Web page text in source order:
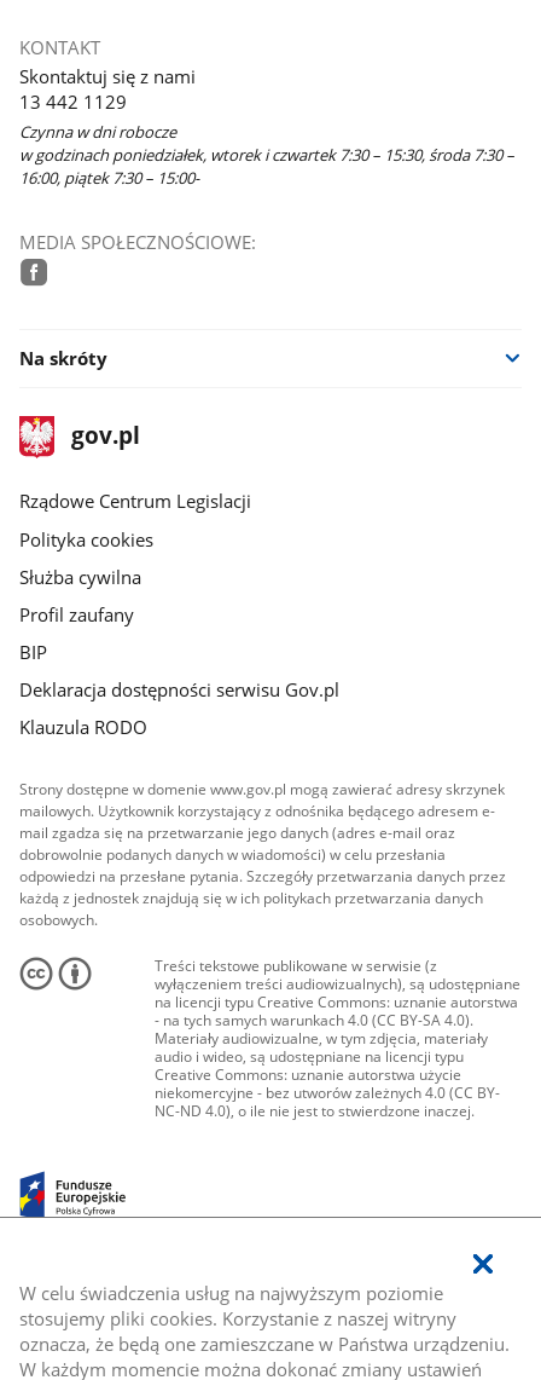
W celu świadczenia usług na najwyższym poziomie
stosujemy pliki cookies. Korzystanie z naszej witryny
oznacza, że będą one zamieszczane w Państwa urządzeniu.
W każdym momencie można dokonać zmiany ustawień
KONTAKT
Skontaktuj się z nami
13 442 1129
Czynna w dni robocze
w godzinach poniedziałek, wtorek i czwartek 7:30 – 15:30, środa 7:30 –
16:00, piątek 7:30 – 15:00-
MEDIA SPOŁECZNOŚCIOWE:
Na skróty
stopka
gov.plStrona
gov.pl
Rządowe Centrum Legislacji
Polityka cookies
Służba cywilna
Profil zaufany
BIP
Deklaracja dostępności serwisu Gov.pl
Klauzula RODO
Strony dostępne w domenie www.gov.pl mogą zawierać adresy skrzynek
mailowych. Użytkownik korzystający z odnośnika będącego adresem e-
mail zgadza się na przetwarzanie jego danych (adres e-mail oraz
dobrowolnie podanych danych w wiadomości) w celu przesłania
odpowiedzi na przesłane pytania. Szczegóły przetwarzania danych przez
każdą z jednostek znajdują się w ich politykach przetwarzania danych
osobowych.
Treści tekstowe publikowane w serwisie (z
wyłączeniem treści audiowizualnych), są udostępniane
na licencji typu Creative Commons: uznanie autorstwa
- na tych samych warunkach 4.0 (CC BY-SA 4.0).
Materiały audiowizualne, w tym zdjęcia, materiały
audio i wideo, są udostępniane na licencji typu
Creative Commons: uznanie autorstwa użycie
niekomercyjne - bez utworów zależnych 4.0 (CC BY-
NC-ND 4.0), o ile nie jest to stwierdzone inaczej.